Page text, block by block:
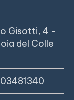
Gisotti, 4 -
del Colle